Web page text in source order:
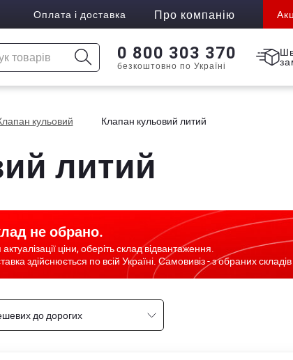
Оплата і доставка Про компанію
0 800 303 370
безкоштовно по Україні
кульовий Клапан кульовий литий
литий
не обрано.
ціни, оберіть склад відвантаження.
здійснюється по всій Україні. Самовивіз - з обраних складів
до дорогих